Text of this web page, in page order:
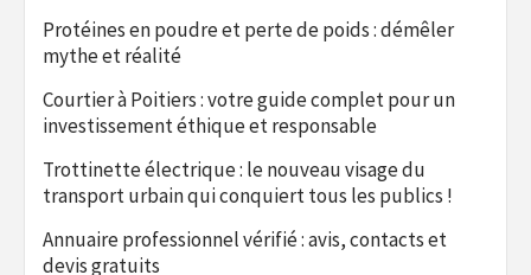
Protéines en poudre et perte de poids : démêler
mythe et réalité
Courtier à Poitiers : votre guide complet pour un
investissement éthique et responsable
Trottinette électrique : le nouveau visage du
transport urbain qui conquiert tous les publics !
Annuaire professionnel vérifié : avis, contacts et
devis gratuits